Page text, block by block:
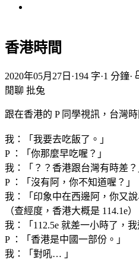
香港時間
2020年05月27日 ·194 字·1 分鐘·
閒聊 批兔
跟在香港的 P 同學視訊，台灣時
我：「我要去吃飯了。」
P ：「你那麼早吃喔？」
我：「？？香港跟台灣有時差？
P ：「沒有阿，你不知道喔？」
我：「印象中在西邊阿，你又說
（查經度，香港大概是 114.1e）
我：「112.5e 就差一小時了，
P ：「香港是中國一部份。」
我：「對吼… 」